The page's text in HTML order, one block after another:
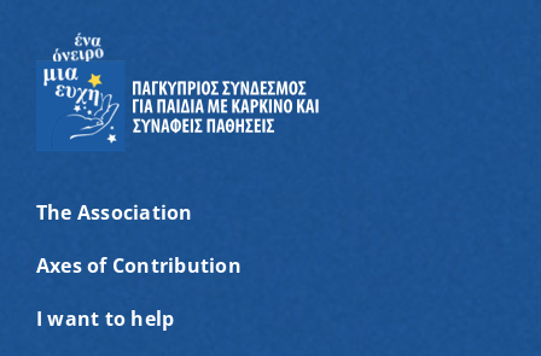
The Association
Axes of Contribution
I want to help